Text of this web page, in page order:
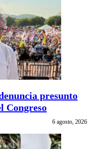
presunto
Congreso
6 agosto, 2026